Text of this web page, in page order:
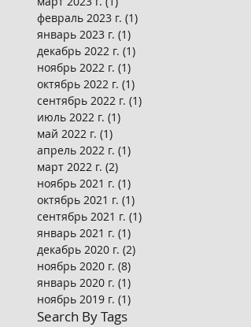
февраль 2023 г. (1)
январь 2023 г. (1)
декабрь 2022 г. (1)
ноябрь 2022 г. (1)
октябрь 2022 г. (1)
сентябрь 2022 г. (1)
июль 2022 г. (1)
май 2022 г. (1)
апрель 2022 г. (1)
март 2022 г. (2)
ноябрь 2021 г. (1)
октябрь 2021 г. (1)
сентябрь 2021 г. (1)
январь 2021 г. (1)
декабрь 2020 г. (2)
ноябрь 2020 г. (8)
январь 2020 г. (1)
ноябрь 2019 г. (1)
Search By Tags